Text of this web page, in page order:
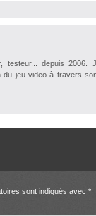
testeur... depuis 2006.
jeu video à travers
sont indiqués avec *